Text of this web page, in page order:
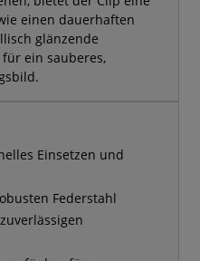
einen dauerhaften
glänzende
ein sauberes,
Einsetzen und
Federstahl